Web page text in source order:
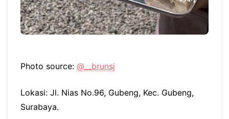
Photo source: @__brunsj
Lokasi: Jl. Nias No.96, Gubeng, Kec. Gubeng,
Surabaya.